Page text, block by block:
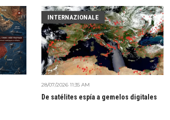
INTERNAZIONALE
28/07/2026 11:35 AM
De satélites espía a gemelos digitales